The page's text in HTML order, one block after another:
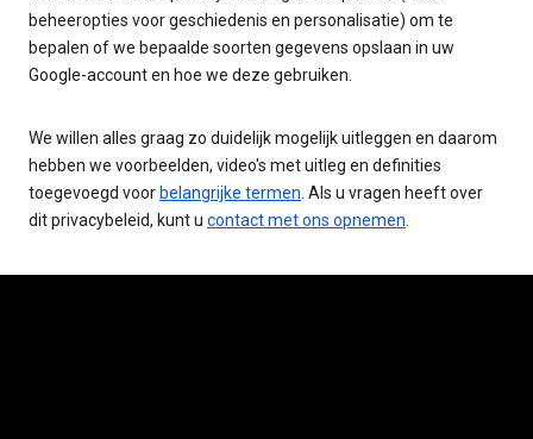
beheeropties voor geschiedenis en personalisatie) om te
bepalen of we bepaalde soorten gegevens opslaan in uw
Google-account en hoe we deze gebruiken.
We willen alles graag zo duidelijk mogelijk uitleggen en daarom
hebben we voorbeelden, video's met uitleg en definities
toegevoegd voor belangrijke termen . Als u vragen heeft over
dit privacybeleid, kunt u contact met ons opnemen